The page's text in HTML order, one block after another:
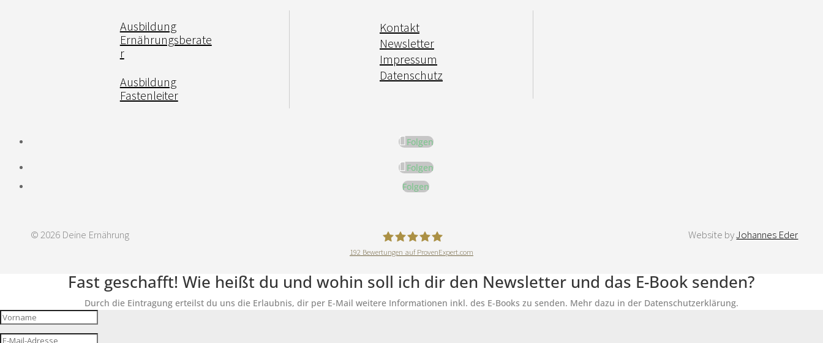
Ausbildung
Ernährungsberate
r
Ausbildung
Fastenleiter
Kontakt
Newsletter
Impressum
Datenschutz
Folgen
Folgen
Folgen
© 2026 Deine Ernährung
DeineErnährungAkademie
192 Bewertungen auf ProvenExpert.com
Website byJohannes Eder
Fast geschafft! Wie heißt du und wohin soll ich dir den Newsletter und das E-Book senden?
Durch die Eintragung erteilst du uns die Erlaubnis, dir per E-Mail weitere Informationen inkl. des E-Books zu senden. Mehr dazu in der Datenschutzerklärung.